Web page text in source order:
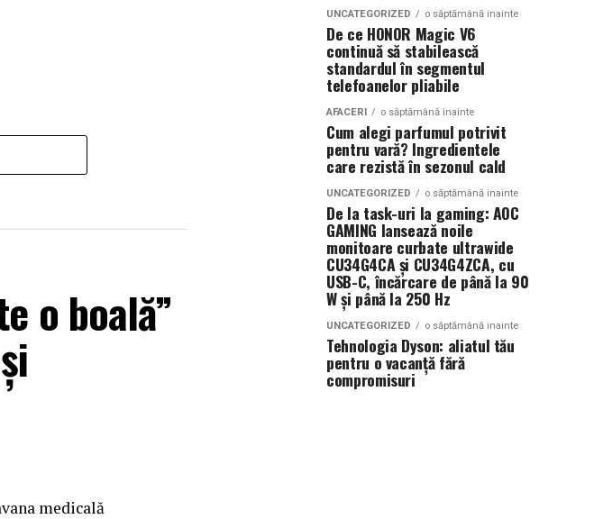
o boală”
medicală
UNCATEGORIZED o săptămână inainte
De ce HONOR Magic V6
continuă să stabilească
standardul în segmentul
telefoanelor pliabile
AFACERI o săptămână inainte
Cum alegi parfumul potrivit
pentru vară? Ingredientele
care rezistă în sezonul cald
UNCATEGORIZED o săptămână inainte
De la task-uri la gaming: AOC
GAMING lansează noile
monitoare curbate ultrawide
CU34G4CA și CU34G4ZCA, cu
USB-C, încărcare de până la 90
W și până la 250 Hz
UNCATEGORIZED o săptămână inainte
Tehnologia Dyson: aliatul tău
pentru o vacanță fără
compromisuri